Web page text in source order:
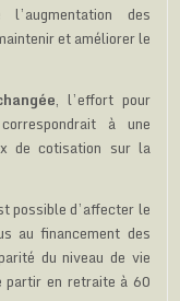
l’augmentation des
et améliorer le
, l’effort pour
à une
de cotisation sur la
possible d’affecter le
au financement des
du niveau de vie
en retraite à 60